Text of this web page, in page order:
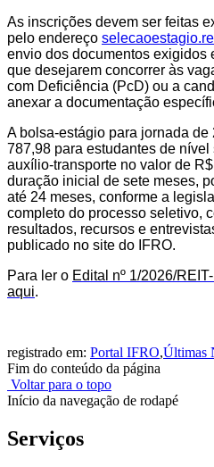
As inscrições devem ser feitas
pelo endereço
envio dos documentos exigidos
que desejarem concorrer às
com Deficiência (PcD) ou a
anexar a documentação
A bolsa-estágio para jornada
787,98 para estudantes de
auxílio-transporte no valor de
duração inicial de sete meses,
até 24 meses, conforme a
completo do processo seletivo,
resultados, recursos e
publicado no site do IFRO.
Para ler o Edital nº 1/2026/
aqui.
registrado em: Portal IFRO,Últimas
Fim do conteúdo da página
Voltar para o topo
Início da navegação de rodapé
Serviços